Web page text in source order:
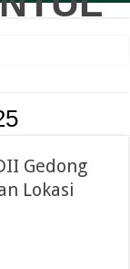
Muda
dengan Akhlak Mulia
Generasi Emas
Rakyat LDII,
Gedong
Lokasi